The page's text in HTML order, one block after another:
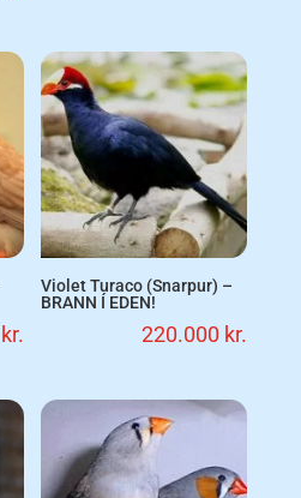
kr.
Violet Turaco (Snarpur) –
BRANN Í EDEN!
220.000 kr.